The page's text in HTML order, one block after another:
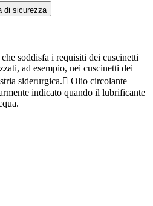
di sicurezza
soddisfa i requisiti dei cuscinetti
ad esempio, nei cuscinetti dei
siderurgica. Olio circolante
indicato quando il lubrificante